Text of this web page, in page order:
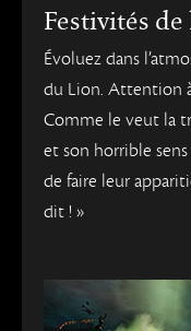
Festivités
Évoluez dans
du Lion. Attention
Comme le veut la
et son horrible
de faire leur
dit ! »